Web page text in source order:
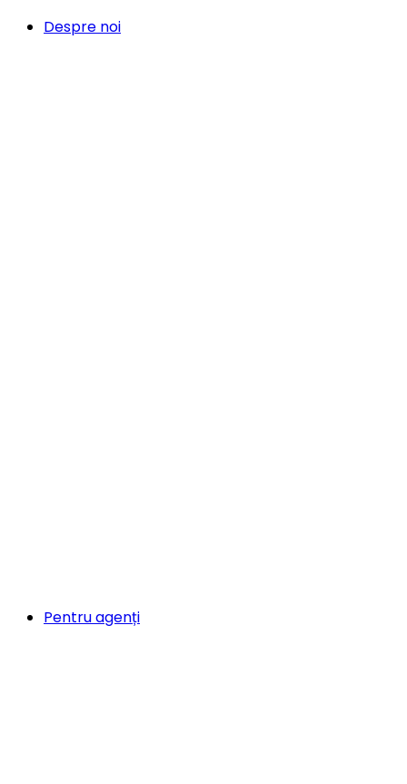
Despre noi
Pentru agenți